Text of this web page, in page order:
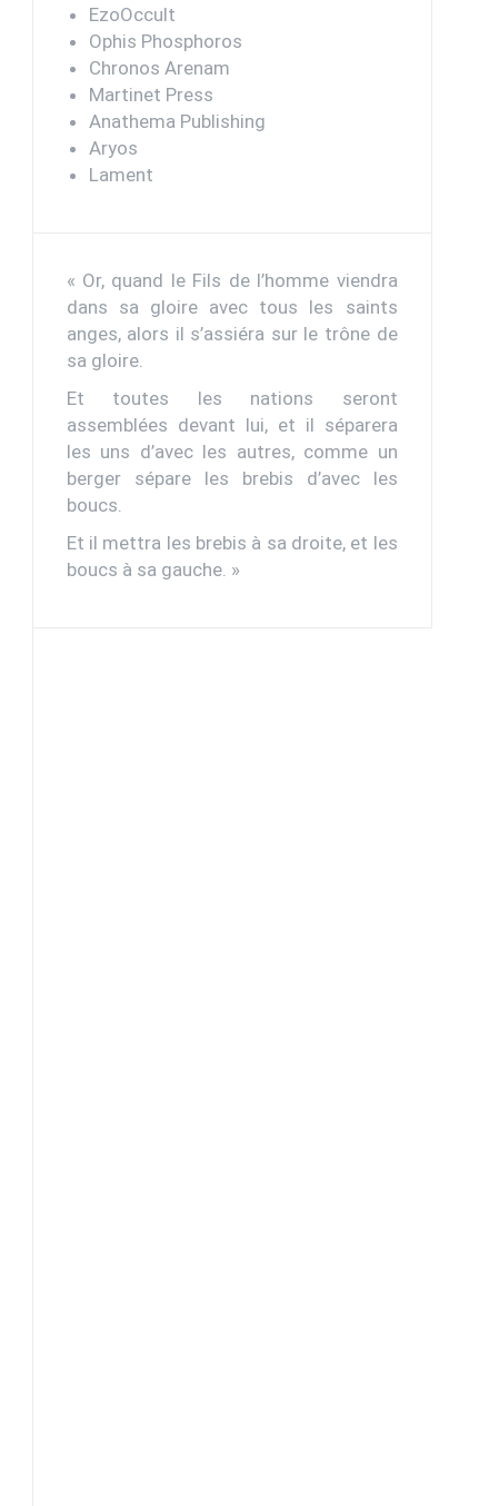
EzoOccult
Ophis Phosphoros
Chronos Arenam
Martinet Press
Anathema Publishing
Aryos
Lament
« Or, quand le Fils de l’homme viendra
dans sa gloire avec tous les saints
anges, alors il s’assiéra sur le trône de
sa gloire.
Et toutes les nations seront
assemblées devant lui, et il séparera
les uns d’avec les autres, comme un
berger sépare les brebis d’avec les
boucs.
Et il mettra les brebis à sa droite, et les
boucs à sa gauche. »